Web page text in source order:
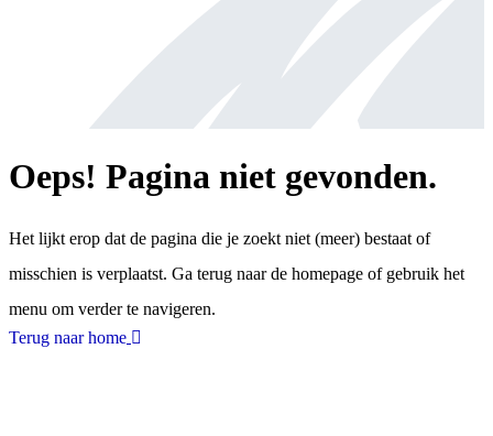
Oeps! Pagina niet gevonden.
Het lijkt erop dat de pagina die je zoekt niet (meer) bestaat of
misschien is verplaatst. Ga terug naar de homepage of gebruik het
menu om verder te navigeren.
Terug naar home